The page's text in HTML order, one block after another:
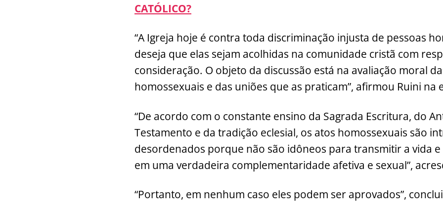
CATÓLICO?
“A Igreja hoje é contra toda discriminação injusta de pessoas
deseja que elas sejam acolhidas na comunidade cristã com
consideração. O objeto da discussão está na avaliação moral
homossexuais e das uniões que as praticam”, afirmou Ruini na
“De acordo com o constante ensino da Sagrada Escritura, do
Testamento e da tradição eclesial, os atos homossexuais são
desordenados porque não são idôneos para transmitir a vida e
em uma verdadeira complementaridade afetiva e sexual”,
“Portanto, em nenhum caso eles podem ser aprovados”,